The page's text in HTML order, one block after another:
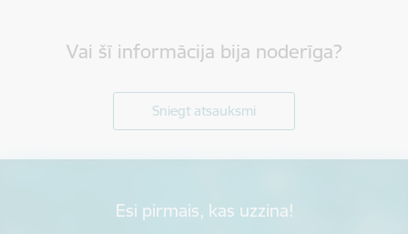
Vai šī informācija bija noderīga?
Sniegt atsauksmi
Esi pirmais, kas uzzina!